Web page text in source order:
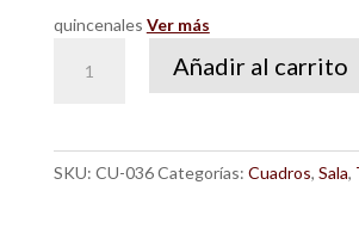
quincenales Ver más
Mucha
Añadir al carrito
SKU: CU-036Categorías: Cuadros, Sala,